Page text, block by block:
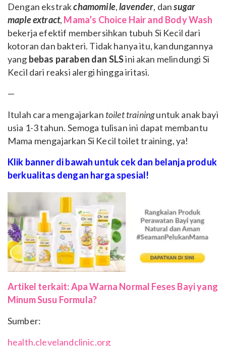
Dengan ekstrakchamomile,lavender, dansugar
maple extract, Mama’s Choice Hair and Body Wash
bekerja efektif membersihkan tubuh Si Kecil dari
kotoran dan bakteri. Tidak hanya itu, kandungannya
yang bebas paraben dan SLSini akan melindungi Si
Kecil dari reaksi alergi hingga iritasi.
—
Itulah cara mengajarkan toilet traininguntuk anak bayi
usia 1-3 tahun. Semoga tulisan ini dapat membantu
Mama mengajarkan Si Kecil toilet training, ya!
Klik banner di bawah untuk cek dan belanja produk
berkualitas dengan harga spesial!
Artikel terkait: Apa Warna Normal Feses Bayi yang
Minum Susu Formula?
Sumber:
health.clevelandclinic.org